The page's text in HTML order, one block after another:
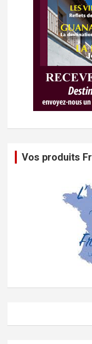
Vos produits